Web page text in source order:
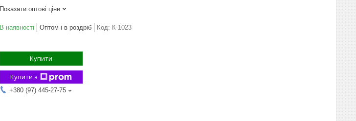
Показати оптові ціни
В наявності Оптом і в роздріб Код: К-1023
Купити
Купити з
+380 (97) 445-27-75